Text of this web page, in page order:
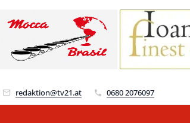
redaktion@tv21.at 0680 2076097